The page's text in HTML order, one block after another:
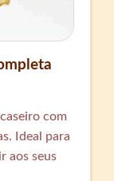
com
Ideal para
aos seus